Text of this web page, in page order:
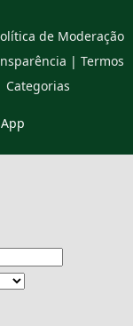
de Moderação
| Termos
Categorias